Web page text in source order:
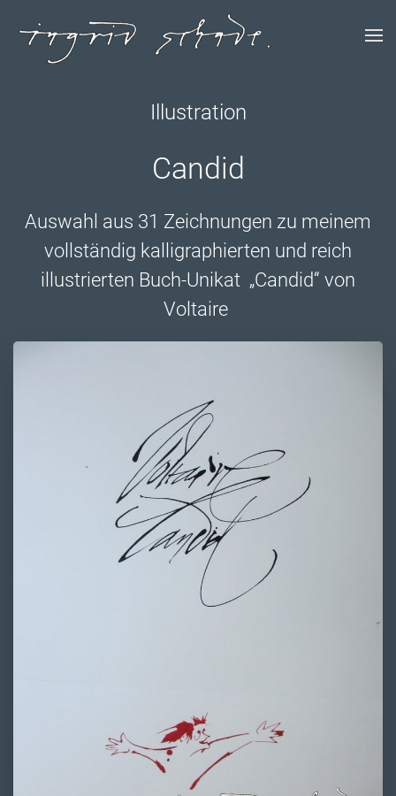
Illustration
Candid
Auswahl aus 31 Zeichnungen zu meinem
vollständig kalligraphierten und reich
illustrierten Buch-Unikat „Candid“ von
Voltaire